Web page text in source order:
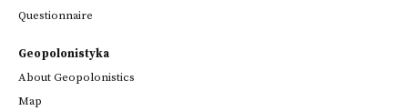
Questionnaire
Geopolonistyka
About Geopolonistics
Map